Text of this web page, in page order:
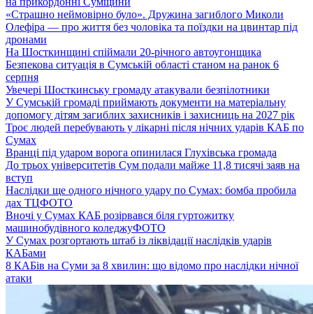
«Страшно неймовірно було». Дружина загиблого Миколи
Олефіра — про життя без чоловіка та поїздки на цвинтар під
дронами
На Шосткинщині спіймали 20-річного автоугонщика
Безпекова ситуація в Сумській області станом на ранок 6
серпня
Увечері Шосткинську громаду атакували безпілотники
У Сумській громаді приймають документи на матеріальну
допомогу дітям загиблих захисників і захисниць на 2027 рік
Троє людей перебувають у лікарні після нічних ударів КАБ по
Сумах
Вранці під ударом ворога опинилася Глухівська громада
До трьох університетів Сум подали майже 11,8 тисячі заяв на
вступ
Наслідки ще одного нічного удару по Сумах: бомба пробила
дах ТЦФОТО
Вночі у Сумах КАБ розірвався біля гуртожитку
машинобудівного коледжуФОТО
У Сумах розгортають штаб із ліквідації наслідків ударів
КАБами
8 КАБів на Суми за 8 хвилин: що відомо про наслідки нічної
атаки